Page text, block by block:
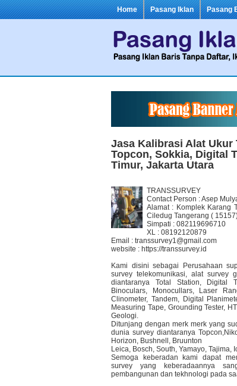
Home Pasang Iklan Pasang
Jasa Kalibrasi Alat Ukur
Topcon, Sokkia, Digital
Timur, Jakarta Utara
TRANSSURVEY
Contact Person : Asep
Alamat : Komplek Karang
Ciledug Tangerang (
Simpati : 082119696710
XL : 08192120879
Email : transsurvey1@gmail.com
website : https://transsurvey.id
Kami disini sebagai Perusahaan
survey telekomunikasi, alat survey
diantaranya Total Station, Digital
Binoculars, Monocullars, Laser
Clinometer, Tandem, Digital
Measuring Tape, Grounding Tester,
Geologi.
Ditunjang dengan merk merk yang
dunia survey diantaranya
Horizon, Bushnell, Bruunton
Leica, Bosch, South, Yamayo, Tajima,
Semoga keberadan kami dapat
survey yang keberadaannya
pembangunan dan tekhnologi pada